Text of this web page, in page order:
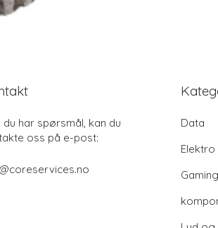
du har spørsmål, kan du
oss på e-post:
Data
Elektro
Gaming